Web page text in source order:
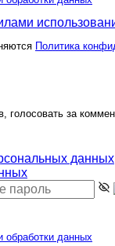
Политика
за
данных
обработки данных